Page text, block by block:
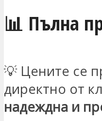
📊 Пълна
💡 Цените се
директно от
надеждна и